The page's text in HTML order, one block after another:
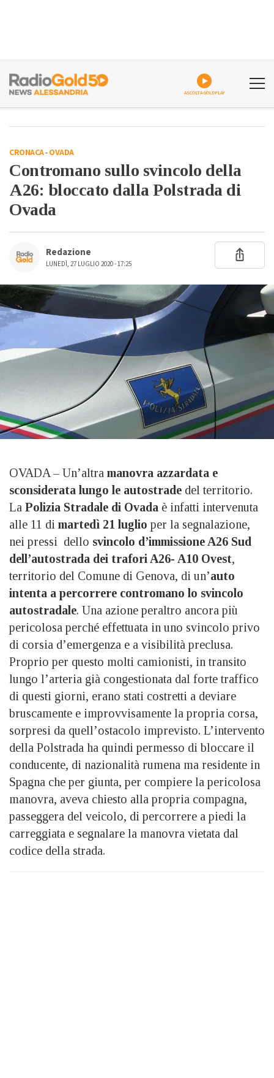
ASCOLTA GOLDPLAY
CRONACA-OVADA
Contromano sullo svincolo della
A26: bloccato dalla Polstrada di
Ovada
Redazione
LUNEDÌ, 27 LUGLIO 2020 - 17:25
OVADA – Un’altra manovra azzardata e
sconsiderata lungo le autostrade del territorio.
La Polizia Stradale di Ovada è infatti intervenuta
alle 11 di martedì 21 luglio per la segnalazione,
nei pressi dello svincolo d’immissione A26 Sud
dell’autostrada dei trafori A26- A10 Ovest,
territorio del Comune di Genova, di un’auto
intenta a percorrere contromano lo svincolo
autostradale. Una azione peraltro ancora più
pericolosa perché effettuata in uno svincolo privo
di corsia d’emergenza e a visibilità preclusa.
Proprio per questo molti camionisti, in transito
lungo l’arteria già congestionata dal forte traffico
di questi giorni, erano stati costretti a deviare
bruscamente e improvvisamente la propria corsa,
sorpresi da quell’ostacolo imprevisto. L’intervento
della Polstrada ha quindi permesso di bloccare il
conducente, di nazionalità rumena ma residente in
Spagna che per giunta, per compiere la pericolosa
manovra, aveva chiesto alla propria compagna,
passeggera del veicolo, di percorrere a piedi la
carreggiata e segnalare la manovra vietata dal
codice della strada.